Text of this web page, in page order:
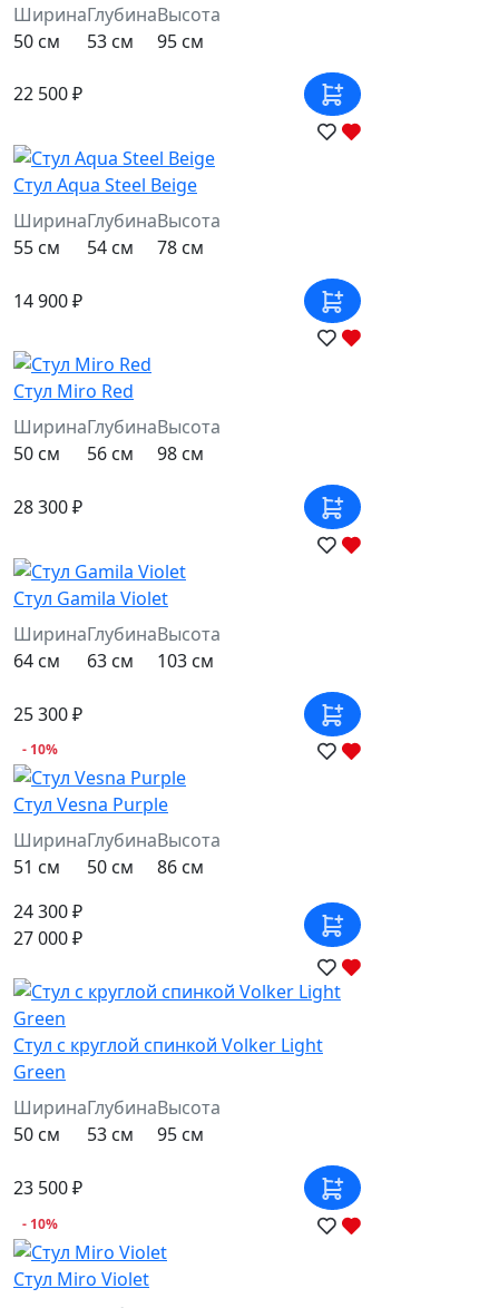
Ширина
50 см
Глубина
53 см
Высота
95 см
22 500 ₽
Стул Aqua Steel Beige
Ширина
55 см
Глубина
54 см
Высота
78 см
14 900 ₽
Стул Miro Red
Ширина
50 см
Глубина
56 см
Высота
98 см
28 300 ₽
Стул Gamila Violet
Ширина
64 см
Глубина
63 см
Высота
103 см
25 300 ₽
- 10%
Стул Vesna Purple
Ширина
51 см
Глубина
50 см
Высота
86 см
24 300 ₽
27 000 ₽
Стул c круглой спинкой Volker Light
Green
Ширина
50 см
Глубина
53 см
Высота
95 см
23 500 ₽
- 10%
Стул Miro Violet